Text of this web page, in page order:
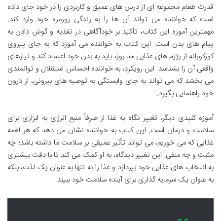
قدرت طعام مجموعه ای از درس های عمیق و کاربردی را در خود جای داده
است که خواننده می تواند آن ها را به زندگی روزمره خود وارد کند.
مهمترین آموزه این کتاب، تأکید بر خودآگاهی در تغذیه و گوش دادن به
پیام های بدن است. این کتاب به خواننده می آموزد که به جای پیروی
کورکورانه از رژیم های غذایی مد روز، باید به بدن خود اعتماد کند و نیازهای
واقعی آن را بشناسد. این رویکرد، به خواننده احساس استقلال و توانمندی
می بخشد که می تواند به جای وابستگی به توصیه های بیرونی، از درون
خود راهنمایی بگیرد.
آموزه کلیدی دیگر، تغییر نگاه به غذا از صرفاً منبع انرژی به ابزاری برای
سلامت و درمان است. این کتاب به خواننده نشان می دهد که هر لقمه
غذایی که می خوریم، می تواند تأثیر عمیقی بر سلامت ما داشته باشد؛ چه
مثبت و چه منفی. این تغییر دیدگاه، به او کمک می کند تا با دقت بیشتری
به انتخاب های غذایی خود بپردازد و غذا را نه تنها به عنوان یک لذت، بلکه
به عنوان یک سرمایه گذاری برای آینده سلامت خود ببیند.